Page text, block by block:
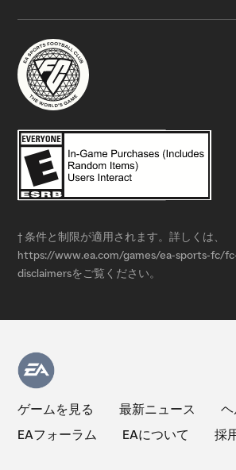
† 条件と制限が適用されます。詳しくは、
https://www.ea.com/games/ea-sports-fc/
disclaimersをご覧ください。